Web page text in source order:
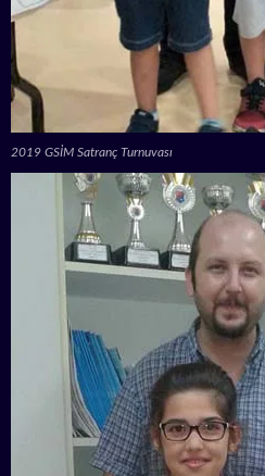
2019 GSİM Satranç Turnuvası